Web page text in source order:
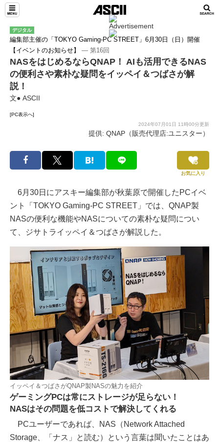
デジタル
編集部主催の「TOKYO Gaming-PC STREET」6月30日（日）開催
【イベントのお知らせ】 ― 第16回
NASをはじめるならQNAP！ AIも活用できるNAS
の便利さや素朴な疑問をイッペイ＆つばさが解
説！
文● ASCII
[PC表示へ]
2024年07月01日 11時00分更新
提供: QNAP（販売代理店:ユニスター）
お気に入り
6月30日にアスキー編集部が秋葉原で開催したPCイベ
ント「TOKYO Gaming-PC STREET」では、QNAP製
NASの便利な機能やNASについての素朴な疑問につい
て、ジサトライッペイ＆つばさが解説した。
イッペイ＆つばさがQNAP製NASの魅力を紹介
ゲーミングPCは常にストレージが足らない！
NASはその問題を低コストで解決してくれる
PCユーザーであれば、NAS（Network Attached
Storage、「ナス」と読む）という言葉は聞いたことはあ